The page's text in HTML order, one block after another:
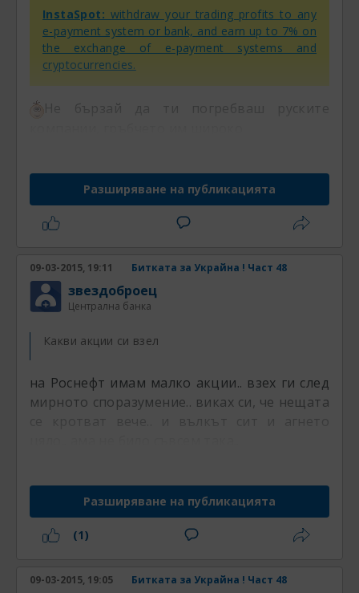
InstaSpot: withdraw your trading profits to any
e-payment system or bank, and earn up to 7% on
the exchange of e-payment systems and
cryptocurrencies.
Не бързай да ти погребваш руските
Разширяване на публикацията
09-03-2015, 19:11 Битката за Украйна ! Част 48
звездоброец
Централна банка
Какви акции си взел
на Роснефт имам малко акции.. взех ги след
мирното споразумение.. виках си, че нещата
Разширяване на публикацията
(1)
09-03-2015, 19:05 Битката за Украйна ! Част 48